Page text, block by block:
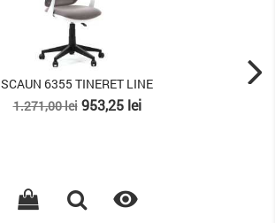
SCAUN 6355 TINERET LINE
Pret
1.271,00 lei Pret
953,25 lei
